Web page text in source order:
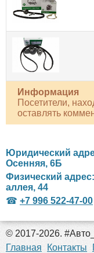
Информация
Посетители,
оставлять
Юридический
Осенняя, 6Б
Физический адрес:
аллея, 44
☎ +7 996 522-47-00
© 2017-2026.
Главная
Контакты